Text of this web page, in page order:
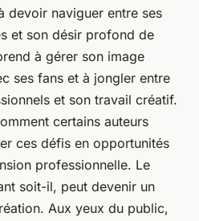
devoir naviguer entre ses
et son désir profond de
à gérer son image
ses fans et à jongler entre
et son travail créatif.
certains auteurs
ces défis en opportunités
professionnelle. Le
soit-il, peut devenir un
Aux yeux du public,